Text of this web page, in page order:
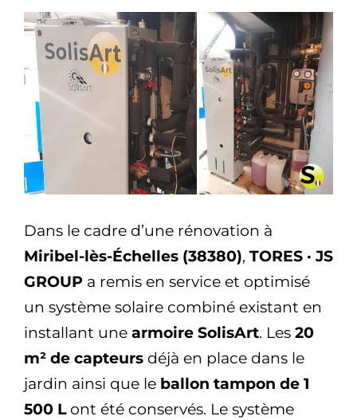
Dans le cadre d’une rénovation à
Miribel-lès-Échelles (38380), TORES · JS
GROUP a remis en service et optimisé
un système solaire combiné existant en
installant une armoire SolisArt. Les 20
m² de capteurs déjà en place dans le
jardin ainsi que le ballon tampon de 1
500 Lont été conservés. Le système